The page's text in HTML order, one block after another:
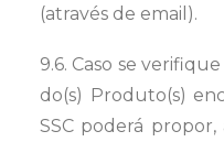
(através de email).
9.6. Caso se
do(s) Produto(s)
SSC poderá propor,